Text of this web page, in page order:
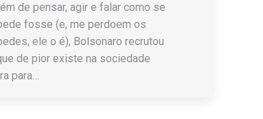
de pensar, agir e falar como se
fosse (e, me perdoem os
ele o é), Bolsonaro recrutou
de pior existe na sociedade
para…